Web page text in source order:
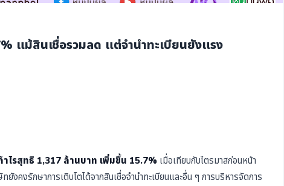
แม้สินเชื่อรวมลด แต่จำนำทะเบียนยังแรง
ไรสุทธิ 1,317 ล้านบาท เพิ่มขึ้น 15.7% เมื่อเทียบกับไตรมาสก่อนหน้า
งคงรักษาการเติบโตได้จากสินเชื่อจำนำทะเบียนและอื่น ๆ การบริหารจัดการ